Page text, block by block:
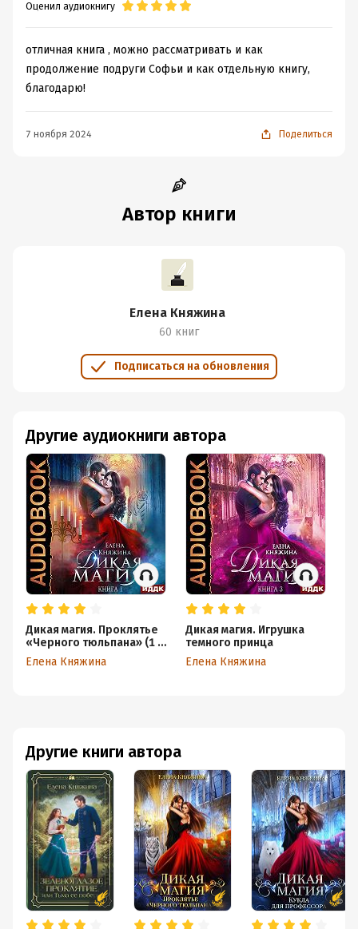
Оценил аудиокнигу
отличная книга , можно рассматривать и как
продолжение подруги Софьи и как отдельную книгу,
благодарю!
7 ноября 2024 Поделиться
Автор книги
Елена Княжина
60 книг
Подписаться на обновления
Другие книги автора
Другие аудиокниги автора
Дикая магия. Проклятье
«Черного тюльпана» (1 и
2 часть)
Елена Княжина
Дикая магия. Игрушка
темного принца
Елена Княжина